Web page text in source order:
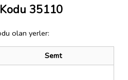
35110
olan yerler:
Semt